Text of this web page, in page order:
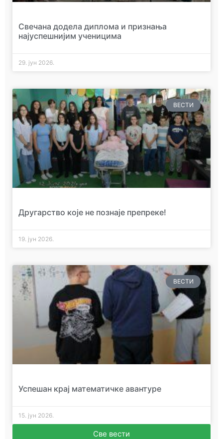
Свечана додела диплома и признања
најуспешнијим ученицима
29. јун 2026.
ВЕСТИ
Другарство које не познаје препреке!
19. јун 2026.
ВЕСТИ
Успешан крај математичке авантуре
15. јун 2026.
Све вести